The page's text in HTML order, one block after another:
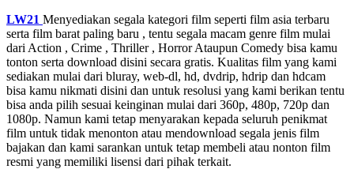
LW21 Menyediakan segala kategori film seperti film asia terbaru
serta film barat paling baru , tentu segala macam genre film mulai
dari Action , Crime , Thriller , Horror Ataupun Comedy bisa kamu
tonton serta download disini secara gratis. Kualitas film yang kami
sediakan mulai dari bluray, web-dl, hd, dvdrip, hdrip dan hdcam
bisa kamu nikmati disini dan untuk resolusi yang kami berikan tentu
bisa anda pilih sesuai keinginan mulai dari 360p, 480p, 720p dan
1080p. Namun kami tetap menyarakan kepada seluruh penikmat
film untuk tidak menonton atau mendownload segala jenis film
bajakan dan kami sarankan untuk tetap membeli atau nonton film
resmi yang memiliki lisensi dari pihak terkait.